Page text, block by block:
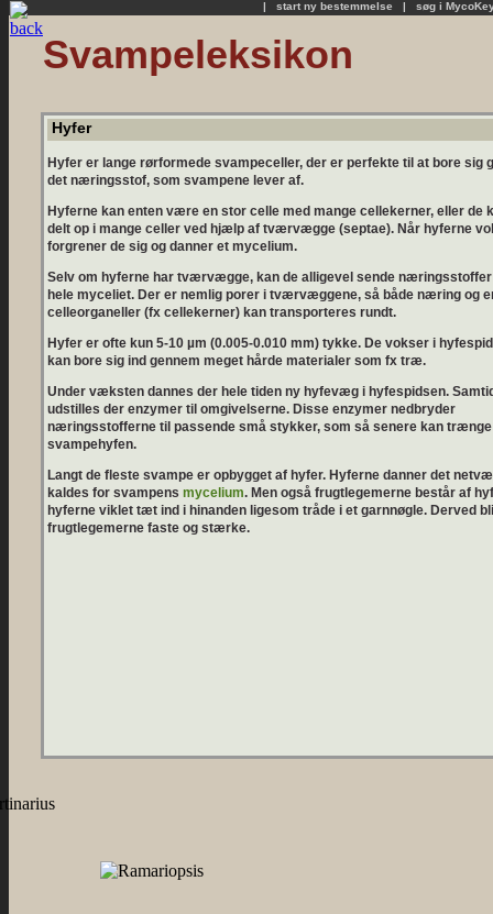
| start ny bestemmelse | søg i
Svampeleksikon
Hyfer
Hyfer er lange rørformede svampeceller, der er perfekte til at bore sig
det næringsstof, som svampene lever af.
Hyferne kan enten være en stor celle med mange cellekerner, eller de
delt op i mange celler ved hjælp af tværvægge (septae). Når hyferne
forgrener de sig og danner et mycelium.
Selv om hyferne har tværvægge, kan de alligevel sende
hele myceliet. Der er nemlig porer i tværvæggene, så både næring og
celleorganeller (fx cellekerner) kan transporteres rundt.
Hyfer er ofte kun 5-10 µm (0.005-0.010 mm) tykke. De vokser i
kan bore sig ind gennem meget hårde materialer som fx træ.
Under væksten dannes der hele tiden ny hyfevæg i hyfespidsen.
udstilles der enzymer til omgivelserne. Disse enzymer nedbryder
næringsstofferne til passende små stykker, som så senere kan trænge
svampehyfen.
Langt de fleste svampe er opbygget af hyfer. Hyferne danner det
kaldes for svampens mycelium. Men også frugtlegemerne består af
hyferne viklet tæt ind i hinanden ligesom tråde i et garnnøgle. Derved
frugtlegemerne faste og stærke.